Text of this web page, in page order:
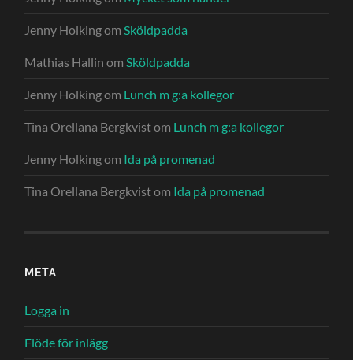
Jenny HolkingomSköldpadda
Mathias Hallin omSköldpadda
Jenny Holkingom Lunch m g:a kollegor
Tina Orellana Bergkvistom Lunch m g:a kollegor
Jenny Holkingom Ida på promenad
Tina Orellana Bergkvistom Ida på promenad
META
Logga in
Flöde för inlägg